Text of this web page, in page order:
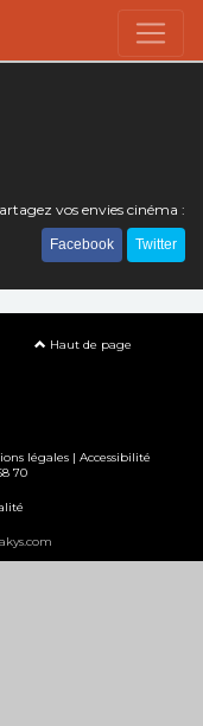
vos envies cinéma :
Facebook Twitter
Haut de page
légales| Accessibilité
70